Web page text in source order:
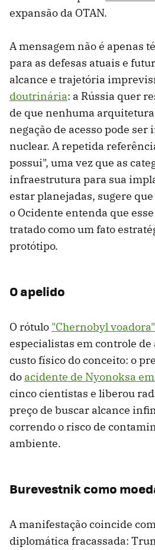
expansão da OTAN.
A mensagem não é apenas
para as defesas atuais e
alcance e trajetória
doutrinária: a Rússia quer
de que nenhuma
negação de acesso pode ser
nuclear. A repetida
possui", uma vez que as
infraestrutura para sua
estar planejadas, sugere
o Ocidente entenda que
tratado como um fato
protótipo.
O apelido
O rótulo "Chernobyl voadora"
especialistas em controle
custo físico do conceito: o
do acidente de Nyonoksa
cinco cientistas e liberou
preço de buscar alcance
correndo o risco de
ambiente.
Burevestnik como
A manifestação coincide
diplomática fracassada: